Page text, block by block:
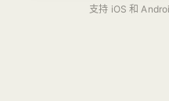
支持 iOS 和